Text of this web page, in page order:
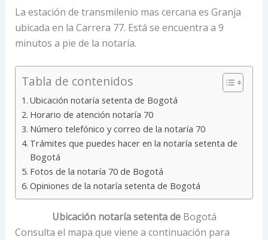
La estación de transmilenio mas cercana es Granja
ubicada en la Carrera 77. Está se encuentra a 9
minutos a pie de la notaría.
Tabla de contenidos
Ubicación notaría setenta de Bogotá
Horario de atención notaría 70
Número telefónico y correo de la notaría 70
Trámites que puedes hacer en la notaría setenta de
Bogotá
Fotos de la notaría 70 de Bogotá
Opiniones de la notaría setenta de Bogotá
Ubicación notaría setenta deBogotá
Consulta el mapa que viene a continuación para